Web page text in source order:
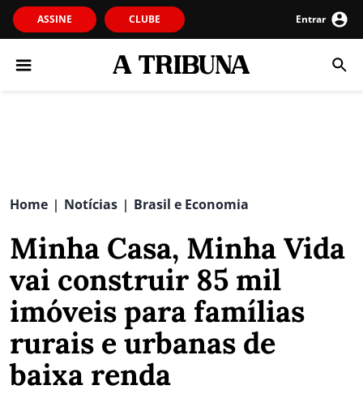
ASSINE CLUBE Entrar
Home | Notícias | Brasil e Economia
Minha Casa, Minha Vida
vai construir 85 mil
imóveis para famílias
rurais e urbanas de
baixa renda